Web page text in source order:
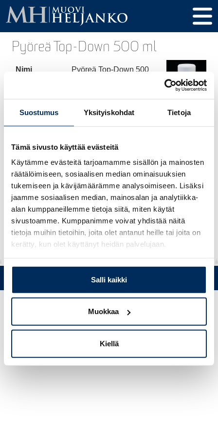
Suostumus Yksityiskohdat Tietoja
Tämä sivusto käyttää evästeitä
Käytämme evästeitä tarjoamamme sisällön ja mainosten
räätälöimiseen, sosiaalisen median ominaisuuksien
tukemiseen ja kävijämäärämme analysoimiseen. Lisäksi
jaamme sosiaalisen median, mainosalan ja analytiikka-
alan kumppaneillemme tietoja siitä, miten käytät
sivustoamme. Kumppanimme voivat yhdistää näitä
tietoja muihin tietoihin, joita olet antanut heille tai joita on
kerätty, kun olet käyttänyt heidän palvelujaan.
Salli kaikki
Muokkaa
Kiellä
Pyöreä Top-Down 500 ml
Nimi
Pyöreä Top-Down 500
Tuotekoodi 50038400
Halkaisija 65 mm
Kierre /
Tulppa
38 mm
Materiaali HDPE
• © Muovi-Heljanko Oy •Evästeasetukset